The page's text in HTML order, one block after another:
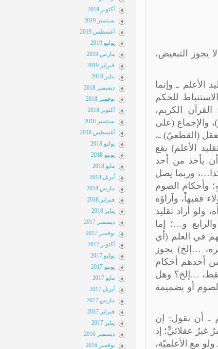
التبعيض،
ـ وإنما
للحكم
الكريم،
والإجماع (على
(القطعيّ) ـ،
الأعلم) يقع
يأخذ من أحد
وربما يصل
وأحكام الصوم
وآراؤه
أراد تقليد
و…؛ إما
في العلم (أي
…إلخ) يجوز
أحدهم أحكام
…إلخ؟ وهل
أو بضميمة
ـ أن نقول: إن
عقلائيٍّ؛ إذ
مع الأعلميّة،
أكتوبر 2019
سبتمبر 2019
أغسطس 2019
يوليو 2019
مارس 2019
فبراير 2019
يناير 2019
ديسمبر 2018
نوفمبر 2018
أكتوبر 2018
سبتمبر 2018
أغسطس 2018
يوليو 2018
يونيو 2018
مايو 2018
أبريل 2018
مارس 2018
فبراير 2018
يناير 2018
ديسمبر 2017
نوفمبر 2017
أكتوبر 2017
يوليو 2017
يونيو 2017
مايو 2017
أبريل 2017
مارس 2017
فبراير 2017
يناير 2017
ديسمبر 2016
نوفمبر 2016